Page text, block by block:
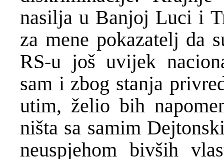
nasilja u Banjoj Luci i
za mene pokazatelj da
RS-u još uvijek
sam i zbog stanja
utim, želio bih
ništa sa samim
neuspjehom bivših